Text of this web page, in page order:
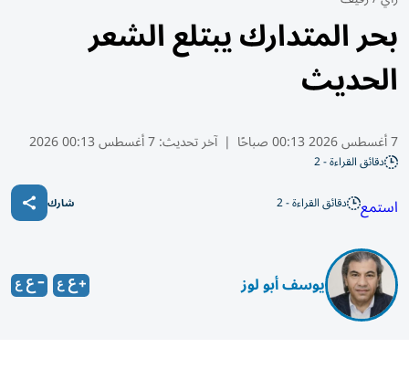
بحر المتدارك يبتلع الشعر
الحديث
7 أغسطس 2026 00:13 صباحًا | آخر تحديث:7 أغسطس 00:13 2026
دقائق القراءة - 2
استمع دقائق القراءة - 2 شارك
يوسف أبو لوز